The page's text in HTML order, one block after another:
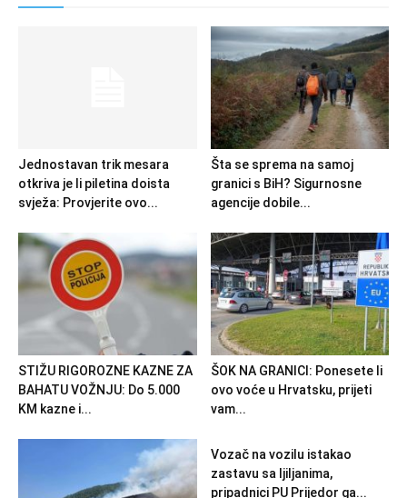
Jednostavan trik mesara
otkriva je li piletina doista
svježa: Provjerite ovo...
Šta se sprema na samoj
granici s BiH? Sigurnosne
agencije dobile...
STIŽU RIGOROZNE KAZNE ZA
BAHATU VOŽNJU: Do 5.000
KM kazne i...
ŠOK NA GRANICI: Ponesete li
ovo voće u Hrvatsku, prijeti
vam...
Vozač na vozilu istakao
zastavu sa ljiljanima,
pripadnici PU Prijedor ga...